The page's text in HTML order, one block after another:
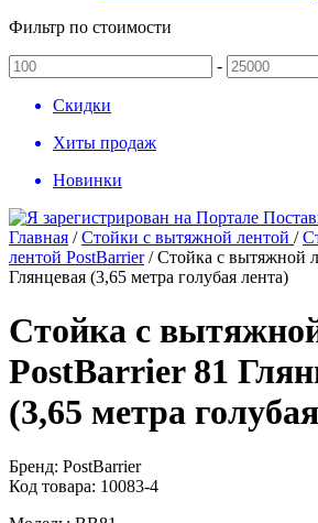
Фильтр по стоимости
-
Скидки
Хиты продаж
Новинки
Главная /Стойки с вытяжной лентой /
лентой PostBarrier/Стойка с вытяжной
Глянцевая (3,65 метра голубая лента)
Стойка с
PostBarrier 81
(3,65 метра
Бренд: PostBarrier
Код товара: 10083-4